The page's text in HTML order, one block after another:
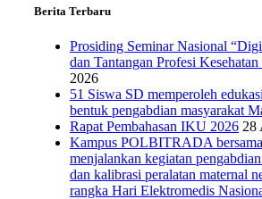
Berita Terbaru
Prosiding Seminar Nasional
dan Tantangan Profesi
2026
51 Siswa SD memperoleh
bentuk pengabdian masyarakat
Rapat Pembahasan IKU 2026 28
Kampus POLBITRADA
menjalankan kegiatan
dan kalibrasi peralatan maternal
rangka Hari Elektromedis